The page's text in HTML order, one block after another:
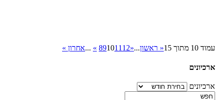
עמוד 10 מתוך 15 « ראשון...
«
89101112
»
...אחרון »
ארכיונים
ארכיונים